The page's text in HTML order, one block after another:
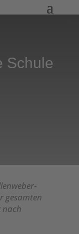
Schule
gesamten
nach